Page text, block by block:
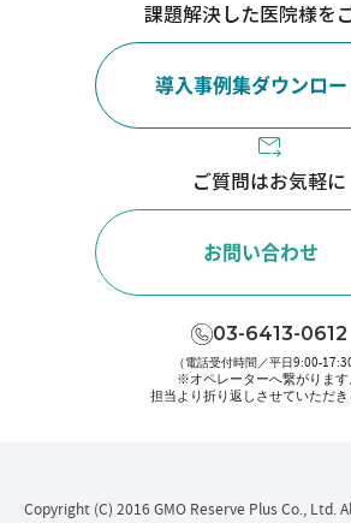
課題解決した医院様を
導入事例集ダウンロー
ご質問はお気軽に
お問い合わせ
03-6413-0612
（電話受付時間／平日9:00-17:30
※オペレーターへ繋がります
担当より折り返しさせていただき
Copyright (C) 2016 GMO Reserve Plus Co., Ltd.